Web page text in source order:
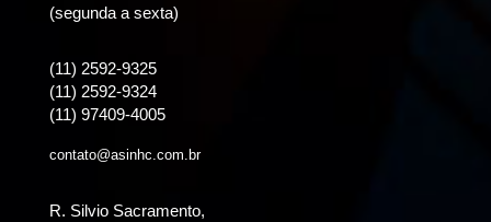
(segunda a sexta)
(11) 2592-9325
(11) 2592-9324
(11) 97409-4005
contato@asinhc.com.br
R. Silvio Sacramento,